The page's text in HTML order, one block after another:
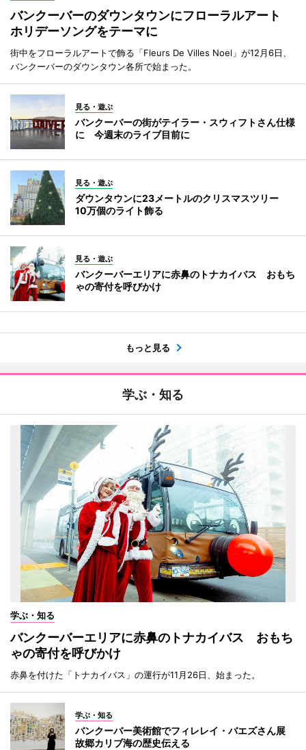
バンクーバーのダウンタウンにフローラルアート
ホリデーソングをテーマに
街中をフローラルアートで飾る「Fleurs De Villes Noel」が12月6日、
バンクーバーのダウンタウン各所で始まった。
見る・遊ぶ
バンクーバーの街がテイラー・スウィフトさん仕様
に 今週末のライブ目前に
見る・遊ぶ
ダウンタウンに23メートルのクリスマスツリー
10万個のライト飾る
見る・遊ぶ
バンクーバーエリアに赤鼻のトナカイバス おもち
ゃの寄付を呼びかけ
もっと見る
学ぶ・知る
学ぶ・知る
バンクーバーエリアに赤鼻のトナカイバス おもち
ゃの寄付を呼びかけ
赤鼻を付けた「トナカイバス」の運行が11月26日、始まった。
学ぶ・知る
バンクーバー美術館でフィレレイ・バエズさん展
故郷カリブ海の歴史伝える